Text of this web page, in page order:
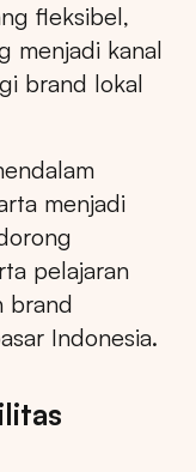
fleksibel,
menjadi kanal
brand lokal
menjadi
pelajaran
brand
Indonesia.